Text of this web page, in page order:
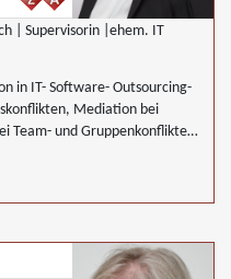
| Supervisorin |ehem. IT
in IT- Software- Outsourcing-
Mediation bei
Team- und Gruppenkonflikten,
Nachbarschaftsmediation,